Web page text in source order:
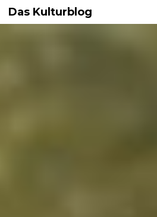
Das Kulturblog